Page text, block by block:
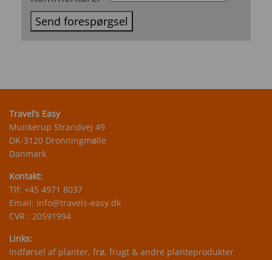
rejst
Send forespørgsel
Travel’s Easy
Munkerup Strandvej 49
DK-3120 Dronningmølle
Danmark
Kontakt:
Tlf: +45 4971 8037
Email: info@travels-easy.dk
CVR : 20591994
Links:
Indførsel af planter, frø, frugt & andre planteprodukter